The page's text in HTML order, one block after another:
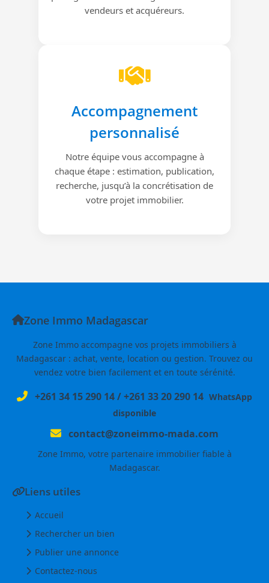
vendeurs et acquéreurs.
Accompagnement
personnalisé
Notre équipe vous accompagne à
chaque étape : estimation, publication,
recherche, jusqu’à la concrétisation de
votre projet immobilier.
Zone Immo Madagascar
Zone Immo accompagne vos projets immobiliers à
Madagascar : achat, vente, location ou gestion. Trouvez ou
vendez votre bien facilement et en toute sérénité.
+261 34 15 290 14/+261 33 20 290 14 WhatsApp
disponible
contact@zoneimmo-mada.com
Zone Immo, votre partenaire immobilier fiable à
Madagascar.
Liens utiles
Accueil
Rechercher un bien
Publier une annonce
Contactez-nous